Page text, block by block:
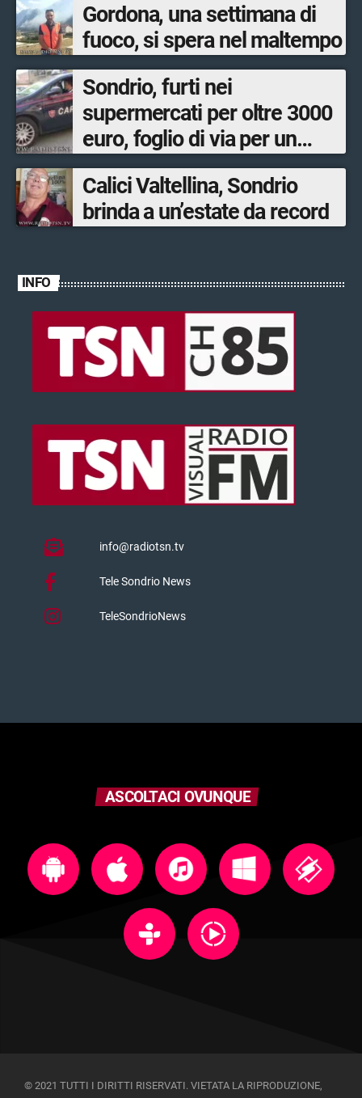
Gordona, una settimana di
fuoco, si spera nel maltempo
Sondrio, furti nei
supermercati per oltre 3000
euro, foglio di via per un
ventinovenne
Calici Valtellina, Sondrio
brinda a un’estate da record
INFO
info@radiotsn.tv
Tele Sondrio News
TeleSondrioNews
ASCOLTACI OVUNQUE
© 2021 TUTTI I DIRITTI RISERVATI. VIETATA LA RIPRODUZIONE,